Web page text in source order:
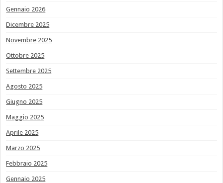
Gennaio 2026
Dicembre 2025
Novembre 2025
Ottobre 2025
Settembre 2025
Agosto 2025
Giugno 2025
Maggio 2025
Aprile 2025
Marzo 2025
Febbraio 2025
Gennaio 2025